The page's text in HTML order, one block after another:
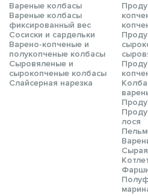
Вареные колбасы
Вареные колбасы
фиксированный вес
Сосиски и сардельки
Варено-копченые и
полукопченые колбасы
Сыровяленые и
сырокопченые колбасы
Слайсерная нарезка
лося